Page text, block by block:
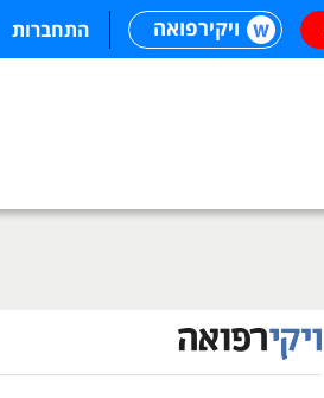
ויקירפואה התחברות